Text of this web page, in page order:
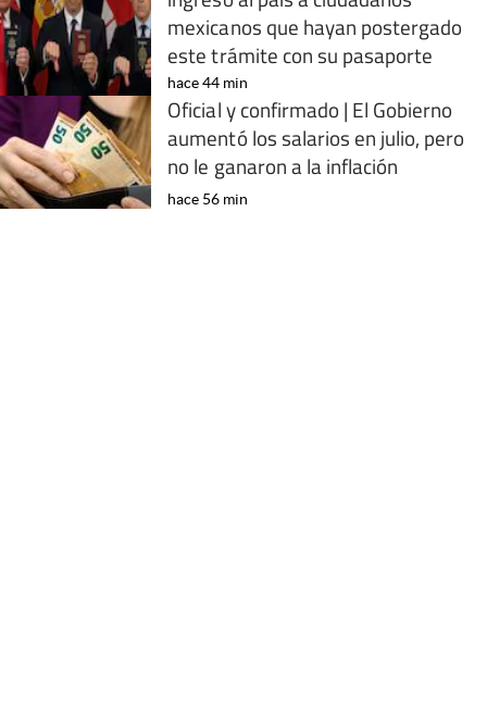
mexicanos que hayan postergado
este trámite con su pasaporte
hace 44 min
Oficial y confirmado | El Gobierno
aumentó los salarios en julio, pero
no le ganaron a la inflación
hace 56 min